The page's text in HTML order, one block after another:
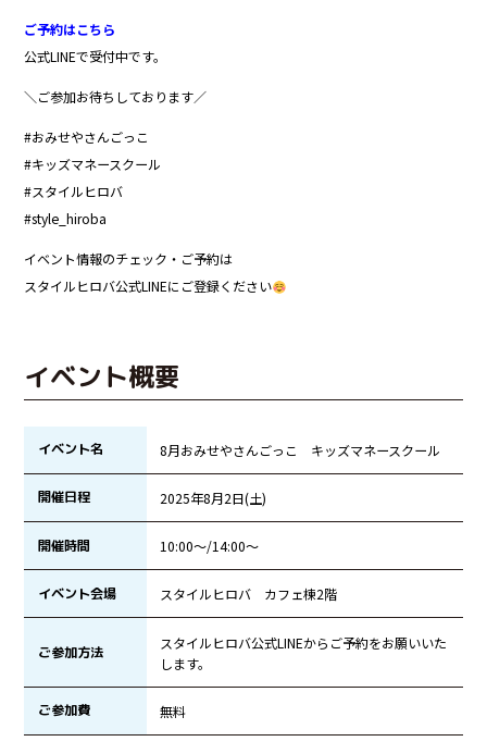
ご予約はこちら
公式LINEで受付中です。
＼ご参加お待ちしております／
#おみせやさんごっこ
#キッズマネースクール
#スタイルヒロバ
#style_hiroba
イベント情報のチェック・ご予約は
スタイルヒロバ公式LINEにご登録ください
イベント概要
イベント名 8月おみせやさんごっこ キッズマネースクール
開催日程 2025年8月2日(土)
開催時間 10:00〜/14:00〜
イベント会場 スタイルヒロバ カフェ棟2階
ご参加方法
スタイルヒロバ公式LINEからご予約をお願いいた
します。
ご参加費 無料